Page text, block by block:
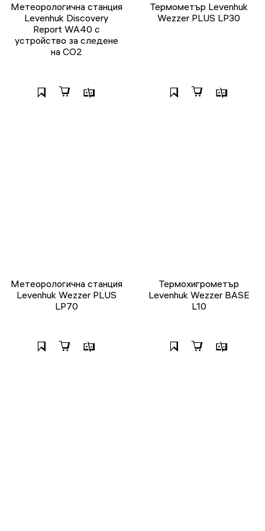
Метеорологична станция
Levenhuk Discovery
Report WA40 с
устройство за следене
на СО2
Термометър Levenhuk
Wezzer PLUS LP30
Метеорологична станция
Levenhuk Wezzer PLUS
LP70
Термохигрометър
Levenhuk Wezzer BASE
L10